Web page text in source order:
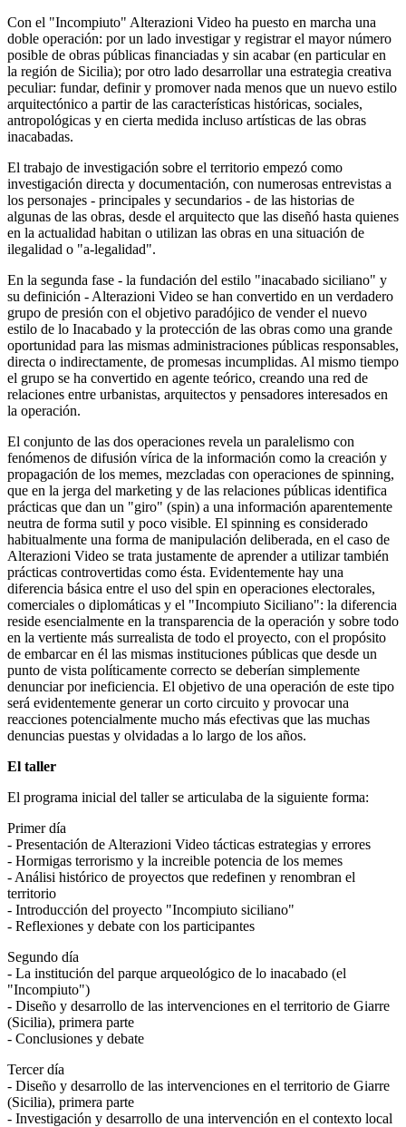
Con el "Incompiuto" Alterazioni Video ha puesto en marcha una
doble operación: por un lado investigar y registrar el mayor número
posible de obras públicas financiadas y sin acabar (en particular en
la región de Sicilia); por otro lado desarrollar una estrategia creativa
peculiar: fundar, definir y promover nada menos que un nuevo estilo
arquitectónico a partir de las características históricas, sociales,
antropológicas y en cierta medida incluso artísticas de las obras
inacabadas.
El trabajo de investigación sobre el territorio empezó como
investigación directa y documentación, con numerosas entrevistas a
los personajes - principales y secundarios - de las historias de
algunas de las obras, desde el arquitecto que las diseñó hasta quienes
en la actualidad habitan o utilizan las obras en una situación de
ilegalidad o "a-legalidad".
En la segunda fase - la fundación del estilo "inacabado siciliano" y
su definición - Alterazioni Video se han convertido en un verdadero
grupo de presión con el objetivo paradójico de vender el nuevo
estilo de lo Inacabado y la protección de las obras como una grande
oportunidad para las mismas administraciones públicas responsables,
directa o indirectamente, de promesas incumplidas. Al mismo tiempo
el grupo se ha convertido en agente teórico, creando una red de
relaciones entre urbanistas, arquitectos y pensadores interesados en
la operación.
El conjunto de las dos operaciones revela un paralelismo con
fenómenos de difusión vírica de la información como la creación y
propagación de los memes, mezcladas con operaciones de spinning,
que en la jerga del marketing y de las relaciones públicas identifica
prácticas que dan un "giro" (spin) a una información aparentemente
neutra de forma sutil y poco visible. El spinning es considerado
habitualmente una forma de manipulación deliberada, en el caso de
Alterazioni Video se trata justamente de aprender a utilizar también
prácticas controvertidas como ésta. Evidentemente hay una
diferencia básica entre el uso del spin en operaciones electorales,
comerciales o diplomáticas y el "Incompiuto Siciliano": la diferencia
reside esencialmente en la transparencia de la operación y sobre todo
en la vertiente más surrealista de todo el proyecto, con el propósito
de embarcar en él las mismas instituciones públicas que desde un
punto de vista políticamente correcto se deberían simplemente
denunciar por ineficiencia. El objetivo de una operación de este tipo
será evidentemente generar un corto circuito y provocar una
reacciones potencialmente mucho más efectivas que las muchas
denuncias puestas y olvidadas a lo largo de los años.
El taller
El programa inicial del taller se articulaba de la siguiente forma:
Primer día
- Presentación de Alterazioni Video tácticas estrategias y errores
- Hormigas terrorismo y la increible potencia de los memes
- Análisi histórico de proyectos que redefinen y renombran el
territorio
- Introducción del proyecto "Incompiuto siciliano"
- Reflexiones y debate con los participantes
Segundo día
- La institución del parque arqueológico de lo inacabado (el
"Incompiuto")
- Diseño y desarrollo de las intervenciones en el territorio de Giarre
(Sicilia), primera parte
- Conclusiones y debate
Tercer día
- Diseño y desarrollo de las intervenciones en el territorio de Giarre
(Sicilia), primera parte
- Investigación y desarrollo de una intervención en el contexto local